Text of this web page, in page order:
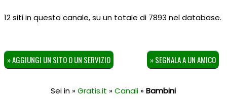
12 siti in questo canale, su un totale di 7893 nel database.
» AGGIUNGI UN SITO O UN SERVIZIO » SEGNALA A UN AMICO
Sei in »Gratis.it »Canali »Bambini